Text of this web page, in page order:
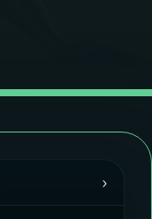
›